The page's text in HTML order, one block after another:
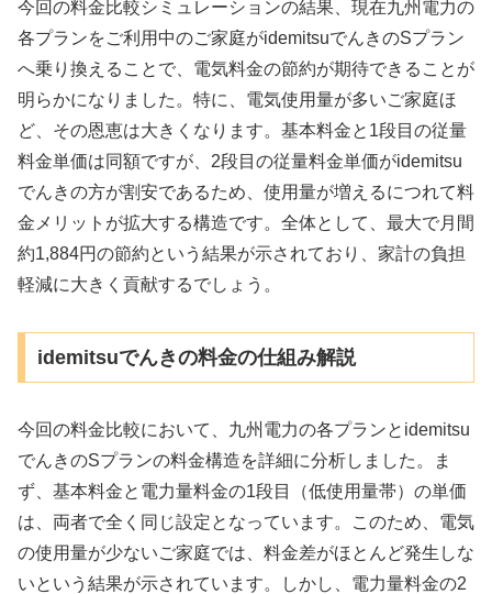
今回の料金比較シミュレーションの結果、現在九州電力の
各プランをご利用中のご家庭がidemitsuでんきのSプラン
へ乗り換えることで、電気料金の節約が期待できることが
明らかになりました。特に、電気使用量が多いご家庭ほ
ど、その恩恵は大きくなります。基本料金と1段目の従量
料金単価は同額ですが、2段目の従量料金単価がidemitsu
でんきの方が割安であるため、使用量が増えるにつれて料
金メリットが拡大する構造です。全体として、最大で月間
約1,884円の節約という結果が示されており、家計の負担
軽減に大きく貢献するでしょう。
idemitsuでんきの料金の仕組み解説
今回の料金比較において、九州電力の各プランとidemitsu
でんきのSプランの料金構造を詳細に分析しました。ま
ず、基本料金と電力量料金の1段目（低使用量帯）の単価
は、両者で全く同じ設定となっています。このため、電気
の使用量が少ないご家庭では、料金差がほとんど発生しな
いという結果が示されています。しかし、電力量料金の2